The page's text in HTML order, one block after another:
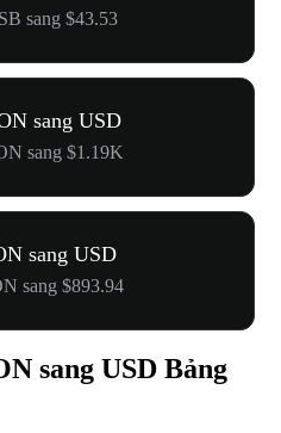
sang $43.53
sang USD
sang $1.19K
sang USD
sang $893.94
sang USD Bảng